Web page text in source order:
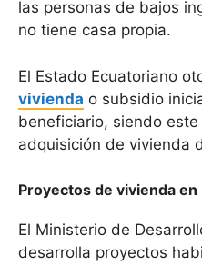
las personas de bajos
no tiene casa propia.
El Estado Ecuatoriano
vivienda o subsidio
beneficiario, siendo
adquisición de vivienda
Proyectos de vivienda en
El Ministerio de
desarrolla proyectos